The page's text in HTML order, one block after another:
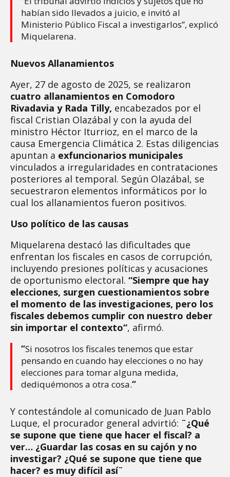
habían sido llevados a juicio, e invitó al
Ministerio Público Fiscal a investigarlos”, explicó
Miquelarena.
Nuevos Allanamientos
Ayer, 27 de agosto de 2025, se realizaron
cuatro allanamientos en Comodoro
Rivadavia y Rada Tilly, encabezados por el
fiscal Cristian Olazábal y con la ayuda del
ministro Héctor Iturrioz, en el marco de la
causa Emergencia Climática 2. Estas diligencias
apuntan a exfuncionarios municipales
vinculados a irregularidades en contrataciones
posteriores al temporal. Según Olazábal, se
secuestraron elementos informáticos por lo
cual los allanamientos fueron positivos.
Uso político de las causas
Miquelarena destacó las dificultades que
enfrentan los fiscales en casos de corrupción,
incluyendo presiones políticas y acusaciones
de oportunismo electoral. “Siempre que hay
elecciones, surgen cuestionamientos sobre
el momento de las investigaciones, pero los
fiscales debemos cumplir con nuestro deber
sin importar el contexto“, afirmó.
“Si nosotros los fiscales tenemos que estar
pensando en cuando hay elecciones o no hay
elecciones para tomar alguna medida,
dediquémonos a otra cosa.“
Y contestándole al comunicado de Juan Pablo
Luque, el procurador general advirtió: ¨¿Qué
se supone que tiene que hacer el fiscal? a
ver… ¿Guardar las cosas en su cajón y no
investigar? ¿Qué se supone que tiene que
hacer? es muy difícil así¨